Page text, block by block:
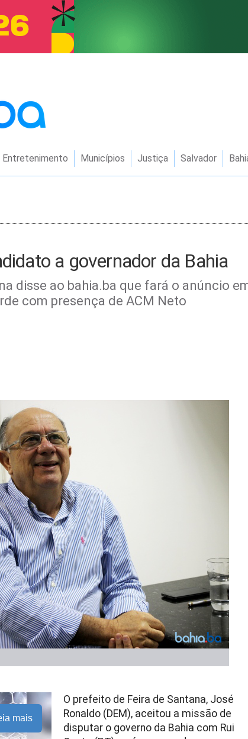
Entretenimento Municípios Justiça Salvador
a governador da Bahia
disse ao bahia.ba que fará o anúncio
com presença de ACM Neto
mais
O prefeito de Feira de Santana, José
Ronaldo (DEM), aceitou a missão de
disputar o governo da Bahia com Rui